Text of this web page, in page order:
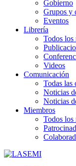
Gobierno
Grupos y
Eventos
Librería
Todos los
Videos
Comunicación
Todas las
Noticias
Noticias
Miembros
Todos los